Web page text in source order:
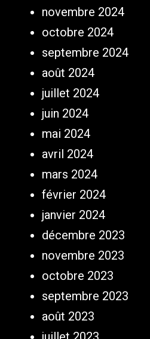
novembre 2024
octobre 2024
septembre 2024
août 2024
juillet 2024
juin 2024
mai 2024
avril 2024
mars 2024
février 2024
janvier 2024
décembre 2023
novembre 2023
octobre 2023
septembre 2023
août 2023